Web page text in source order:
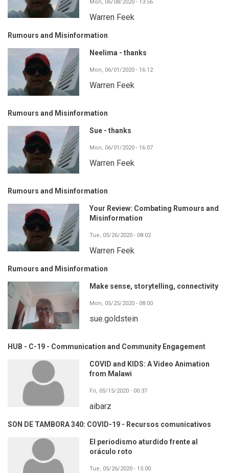
Mon, 06/08/2020 - 13:56
Warren Feek
Rumours and Misinformation
Neelima - thanks
Mon, 06/01/2020 - 16:12
Warren Feek
Rumours and Misinformation
Sue - thanks
Mon, 06/01/2020 - 16:07
Warren Feek
Rumours and Misinformation
Your Review: Combating Rumours and
Misinformation
Tue, 05/26/2020 - 08:02
Warren Feek
Rumours and Misinformation
Make sense, storytelling, connectivity
Mon, 05/25/2020 - 08:00
sue.goldstein
HUB - C-19 - Communication and Community Engagement
COVID and KIDS: A Video Animation
from Malawi
Fri, 05/15/2020 - 00:37
aibarz
SON DE TAMBORA 340: COVID-19 - Recursos comunicativos
El periodismo aturdido frente al
oráculo roto
Tue, 05/26/2020 - 15:00